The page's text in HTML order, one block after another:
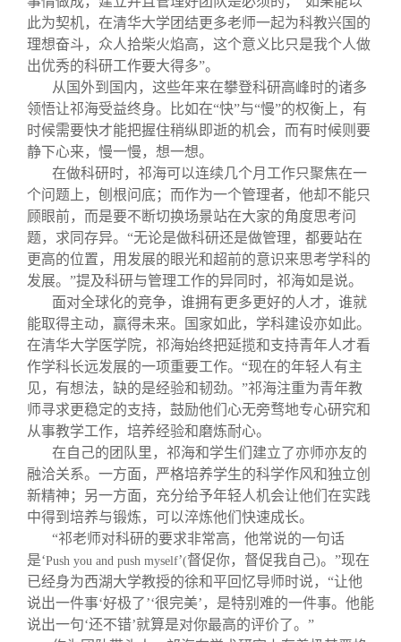
此为契机，在清华大学团结更多老师一起为科教兴国的
理想奋斗，众人拾柴火焰高，这个意义比只是我个人做
出优秀的科研工作要大得多”。
从国外到国内，这些年来在攀登科研高峰时的诸多
领悟让祁海受益终身。比如在“快”与“慢”的权衡上，有
时候需要快才能把握住稍纵即逝的机会，而有时候则要
静下心来，慢一慢，想一想。
在做科研时，祁海可以连续几个月工作只聚焦在一
个问题上，刨根问底；而作为一个管理者，他却不能只
顾眼前，而是要不断切换场景站在大家的角度思考问
题，求同存异。“无论是做科研还是做管理，都要站在
更高的位置，用发展的眼光和超前的意识来思考学科的
发展。”提及科研与管理工作的异同时，祁海如是说。
面对全球化的竞争，谁拥有更多更好的人才，谁就
能取得主动，赢得未来。国家如此，学科建设亦如此。
在清华大学医学院，祁海始终把延揽和支持青年人才看
作学科长远发展的一项重要工作。“现在的年轻人有主
见，有想法，缺的是经验和韧劲。”祁海注重为青年教
师寻求更稳定的支持，鼓励他们心无旁骛地专心研究和
从事教学工作，培养经验和磨炼耐心。
在自己的团队里，祁海和学生们建立了亦师亦友的
融洽关系。一方面，严格培养学生的科学作风和独立创
新精神；另一方面，充分给予年轻人机会让他们在实践
中得到培养与锻炼，可以淬炼他们快速成长。
“祁老师对科研的要求非常高，他常说的一句话
是‘Push you and push myself’(督促你，督促我自己)。”现在
已经身为西湖大学教授的徐和平回忆导师时说，“让他
说出一件事‘好极了’‘很完美’，是特别难的一件事。他能
说出一句‘还不错’就算是对你最高的评价了。”